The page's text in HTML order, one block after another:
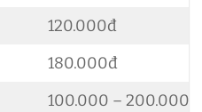
120.000đ
180.000đ
100.000 – 200.000đ